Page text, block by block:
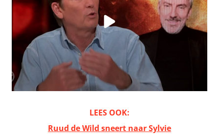
LEES OOK:
Ruud de Wild sneert naar Sylvie